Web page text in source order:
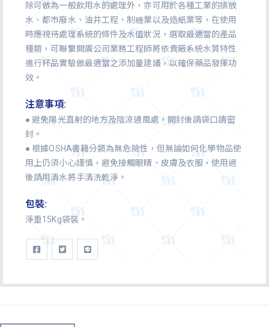
除可做為一般飲用水的處理外，亦可用於各種工業的排放
水、都市廢水、油井工程、制糖業以及造紙業等，在使用
時應視待處理系統的條件及水值狀況，選取最適當的產品
種類，可聯繫開廣公司業務工程師將依貴廠系統水質特性
進行杯品實驗做最適當之添加量建議，以確保藥品發揮功
效。
注意事項:
● 避免陽光直射的地方及陰涼通風處，開封後請袋口請密
封。
● 根據OSHA書籍分類為無危險性，但無論如何化學物品使
用上仍須小心謹慎，避免接觸眼睛、皮膚及衣服，使用過
後請用清水將手清洗乾淨。
包裝:
淨重15Kg袋裝。